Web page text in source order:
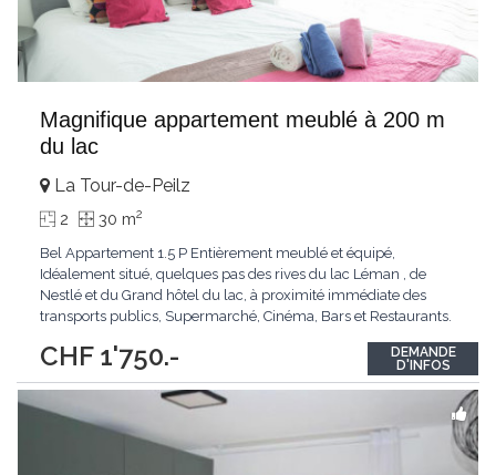
Magnifique appartement meublé à 200 m
du lac
CHF 1'750.-
La Tour-de-Peilz
2 30 m2
Bel Appartement 1.5 P Entièrement meublé et équipé,
Idéalement situé, quelques pas des rives du lac Léman , de
Nestlé et du Grand hôtel du lac, à proximité immédiate des
transports publics, Supermarché, Cinéma, Bars et Restaurants.
appareils de cuisine, lit double, TV, fibre optique, ascenseur.
Disposition ci dessous -...
DEMANDE
D'INFOS